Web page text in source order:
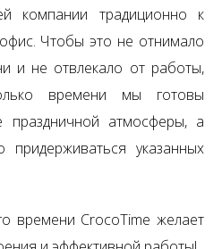
компании традиционно к
Чтобы это не отнимало
и не отвлекало от работы,
времени мы готовы
праздничной атмосферы, а
придерживаться указанных
времени CrocoTime желает